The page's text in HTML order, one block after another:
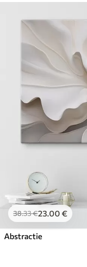
38.33€23.00 €
Abstractie